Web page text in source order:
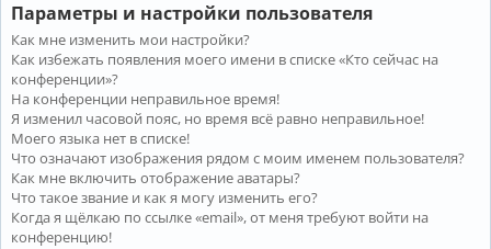
Параметры и настройки пользователя
Как мне изменить мои настройки?
Как избежать появления моего имени в списке «Кто сейчас на
конференции»?
На конференции неправильное время!
Я изменил часовой пояс, но время всё равно неправильное!
Моего языка нет в списке!
Что означают изображения рядом с моим именем пользователя?
Как мне включить отображение аватары?
Что такое звание и как я могу изменить его?
Когда я щёлкаю по ссылке «email», от меня требуют войти на
конференцию!